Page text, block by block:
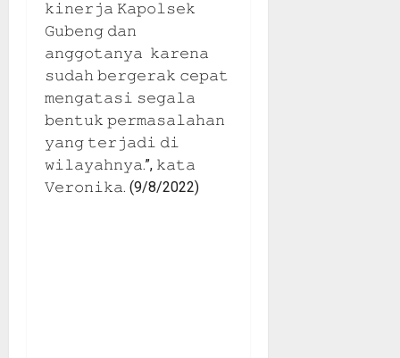
𝚔𝚒𝚗𝚎𝚛𝚓𝚊 𝙺𝚊𝚙𝚘𝚕𝚜𝚎𝚔
𝙶𝚞𝚋𝚎𝚗𝚐 𝚍𝚊𝚗
𝚊𝚗𝚐𝚐𝚘𝚝𝚊𝚗𝚢𝚊 𝚔𝚊𝚛𝚎𝚗𝚊
𝚜𝚞𝚍𝚊𝚑 𝚋𝚎𝚛𝚐𝚎𝚛𝚊𝚔 𝚌𝚎𝚙𝚊𝚝
𝚖𝚎𝚗𝚐𝚊𝚝𝚊𝚜𝚒 𝚜𝚎𝚐𝚊𝚕𝚊
𝚋𝚎𝚗𝚝𝚞𝚔 𝚙𝚎𝚛𝚖𝚊𝚜𝚊𝚕𝚊𝚑𝚊𝚗
𝚢𝚊𝚗𝚐 𝚝𝚎𝚛𝚓𝚊𝚍𝚒 𝚍𝚒
𝚠𝚒𝚕𝚊𝚢𝚊𝚑𝚗𝚢𝚊.”, 𝚔𝚊𝚝𝚊
𝚅𝚎𝚛𝚘𝚗𝚒𝚔𝚊. (9/8/2022)